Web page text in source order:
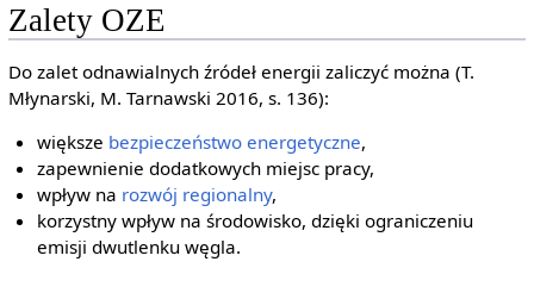
Zalety OZE
Do zalet odnawialnych źródeł energii zaliczyć można (T.
Młynarski, M. Tarnawski 2016, s. 136):
większe bezpieczeństwo energetyczne,
zapewnienie dodatkowych miejsc pracy,
wpływ na rozwój regionalny,
korzystny wpływ na środowisko, dzięki ograniczeniu
emisji dwutlenku węgla.